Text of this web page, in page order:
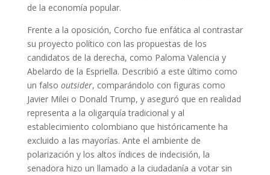
de la economía popular.
Frente a la oposición, Corcho fue enfática al contrastar
su proyecto político con las propuestas de los
candidatos de la derecha, como Paloma Valencia y
Abelardo de la Espriella. Describió a este último como
un falso outsider, comparándolo con figuras como
Javier Milei o Donald Trump, y aseguró que en realidad
representa a la oligarquía tradicional y al
establecimiento colombiano que históricamente ha
excluido a las mayorías. Ante el ambiente de
polarización y los altos índices de indecisión, la
senadora hizo un llamado a la ciudadanía a votar sin